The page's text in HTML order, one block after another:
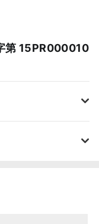
第 15PR000010